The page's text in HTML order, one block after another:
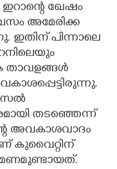
ഖേഷം
അമേരിക്ക
ഇതിന് പിന്നാലെ
താവളങ്ങൾ
തടഞ്ഞെന്ന്
അവകാശവാദം
കുവൈറ്റിന്